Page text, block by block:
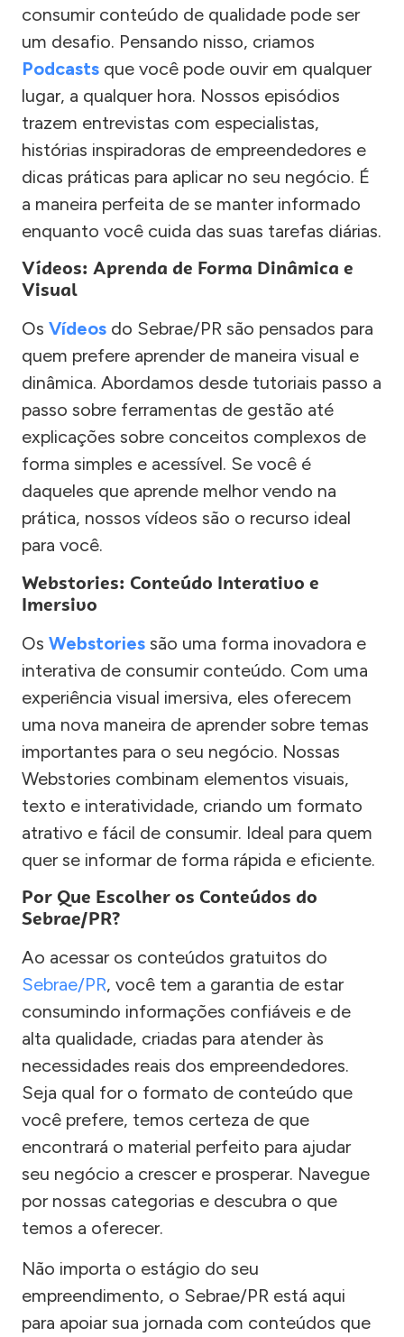
consumir conteúdo de qualidade pode ser
um desafio. Pensando nisso, criamos
Podcasts que você pode ouvir em qualquer
lugar, a qualquer hora. Nossos episódios
trazem entrevistas com especialistas,
histórias inspiradoras de empreendedores e
dicas práticas para aplicar no seu negócio. É
a maneira perfeita de se manter informado
enquanto você cuida das suas tarefas diárias.
Vídeos: Aprenda de Forma Dinâmica e
Visual
Os Vídeos do Sebrae/PR são pensados para
quem prefere aprender de maneira visual e
dinâmica. Abordamos desde tutoriais passo a
passo sobre ferramentas de gestão até
explicações sobre conceitos complexos de
forma simples e acessível. Se você é
daqueles que aprende melhor vendo na
prática, nossos vídeos são o recurso ideal
para você.
Webstories: Conteúdo Interativo e
Imersivo
Os Webstories são uma forma inovadora e
interativa de consumir conteúdo. Com uma
experiência visual imersiva, eles oferecem
uma nova maneira de aprender sobre temas
importantes para o seu negócio. Nossas
Webstories combinam elementos visuais,
texto e interatividade, criando um formato
atrativo e fácil de consumir. Ideal para quem
quer se informar de forma rápida e eficiente.
Por Que Escolher os Conteúdos do
Sebrae/PR?
Ao acessar os conteúdos gratuitos do
Sebrae/PR, você tem a garantia de estar
consumindo informações confiáveis e de
alta qualidade, criadas para atender às
necessidades reais dos empreendedores.
Seja qual for o formato de conteúdo que
você prefere, temos certeza de que
encontrará o material perfeito para ajudar
seu negócio a crescer e prosperar. Navegue
por nossas categorias e descubra o que
temos a oferecer.
Não importa o estágio do seu
empreendimento, o Sebrae/PR está aqui
para apoiar sua jornada com conteúdos que